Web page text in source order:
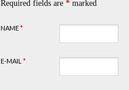
Required fields are *marked
NAME*
E-MAIL *